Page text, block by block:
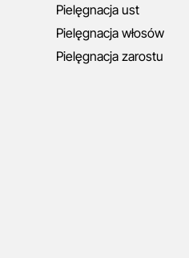
Pielęgnacja ust
Pielęgnacja włosów
Pielęgnacja zarostu